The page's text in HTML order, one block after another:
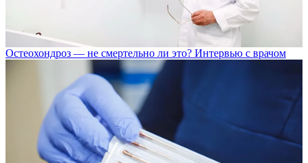
Остеохондроз — не смертельно ли это? Интервью с врачом